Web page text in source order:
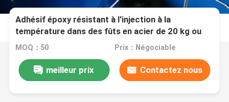
Adhésif époxy résistant à l'injection à la
température dans des fûts en acier de 20 kg ou
200 kg
MOQ：50 Prix：Négociable
meilleur prix Contactez nous